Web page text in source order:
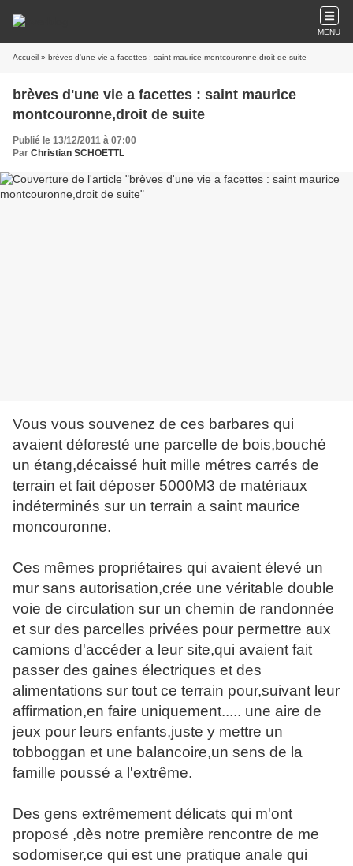
MENU
Accueil » brèves d'une vie a facettes : saint maurice montcouronne,droit de suite
brèves d'une vie a facettes : saint maurice
montcouronne,droit de suite
Publié le 13/12/2011 à 07:00
Par Christian SCHOETTL
Vous vous souvenez de ces barbares qui
avaient déforesté une parcelle de bois,bouché
un étang,décaissé huit mille métres carrés de
terrain et fait déposer 5000M3 de matériaux
indéterminés sur un terrain a saint maurice
moncouronne.
Ces mêmes propriétaires qui avaient élevé un
mur sans autorisation,crée une véritable double
voie de circulation sur un chemin de randonnée
et sur des parcelles privées pour permettre aux
camions d'accéder a leur site,qui avaient fait
passer des gaines électriques et des
alimentations sur tout ce terrain pour,suivant leur
affirmation,en faire uniquement..... une aire de
jeux pour leurs enfants,juste y mettre un
tobboggan et une balancoire,un sens de la
famille poussé a l'extrême.
Des gens extrêmement délicats qui m'ont
proposé ,dès notre première rencontre de me
sodomiser,ce qui est une pratique anale qui